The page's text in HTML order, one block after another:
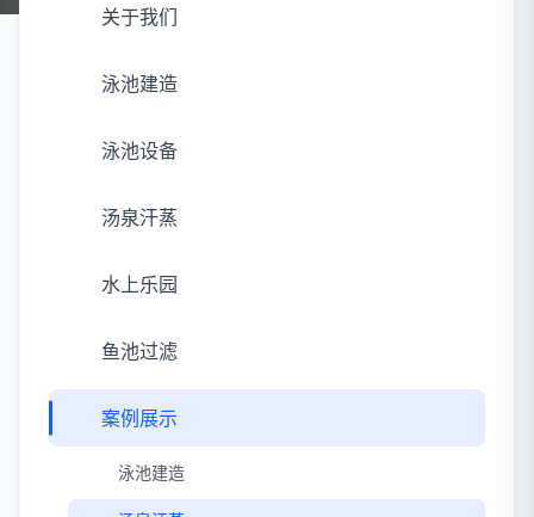
关于我们
泳池建造
泳池设备
汤泉汗蒸
水上乐园
鱼池过滤
案例展示
泳池建造